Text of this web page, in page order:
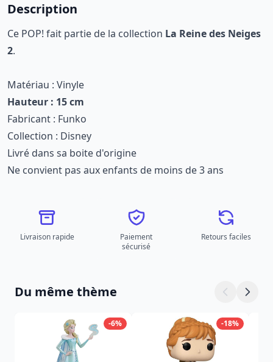
Description
Ce POP! fait partie de la collection La Reine des Neiges
2.
Matériau : Vinyle
Hauteur : 15 cm
Fabricant : Funko
Collection : Disney
Livré dans sa boite d'origine
Ne convient pas aux enfants de moins de 3 ans
Livraison rapide
Paiement
sécurisé
Retours faciles
Du même thème
-6% -18%